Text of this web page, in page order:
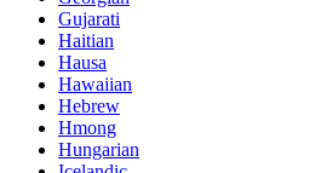
Gujarati
Haitian
Hausa
Hawaiian
Hebrew
Hmong
Hungarian